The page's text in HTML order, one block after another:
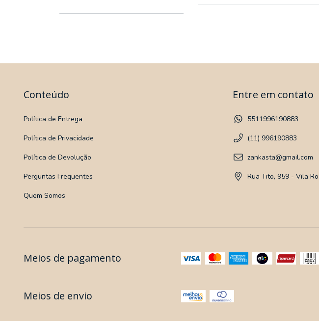
Conteúdo
Política de Entrega
Política de Privacidade
Política de Devolução
Perguntas Frequentes
Quem Somos
Entre em contato
5511996190883
(11) 996190883
zankasta@gmail.com
Rua Tito, 959 - Vila
Meios de pagamento
Meios de envio